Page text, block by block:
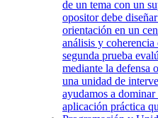
de un tema con un
opositor debe
orientación en un
análisis y
segunda prueba
mediante la defensa
una unidad de
ayudamos a
aplicación práctica